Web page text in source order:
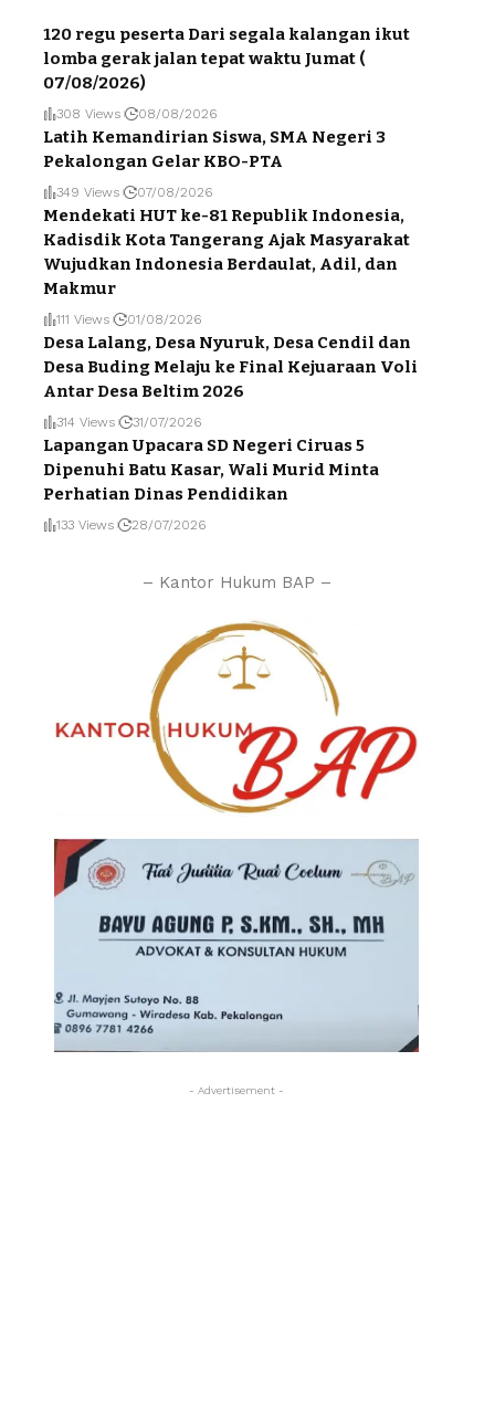
120 regu peserta Dari segala kalangan ikut
lomba gerak jalan tepat waktu Jumat (
07/08/2026)
308 Views 08/08/2026
Latih Kemandirian Siswa, SMA Negeri 3
Pekalongan Gelar KBO-PTA
349 Views 07/08/2026
Mendekati HUT ke-81 Republik Indonesia,
Kadisdik Kota Tangerang Ajak Masyarakat
Wujudkan Indonesia Berdaulat, Adil, dan
Makmur
111 Views 01/08/2026
Desa Lalang, Desa Nyuruk, Desa Cendil dan
Desa Buding Melaju ke Final Kejuaraan Voli
Antar Desa Beltim 2026
314 Views 31/07/2026
Lapangan Upacara SD Negeri Ciruas 5
Dipenuhi Batu Kasar, Wali Murid Minta
Perhatian Dinas Pendidikan
133 Views 28/07/2026
– Kantor Hukum BAP –
- Advertisement -